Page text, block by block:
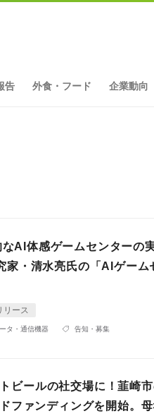
告 外食・フード 企業動向
なAI体感ゲームセンター
家・清水亮氏の「AIゲーム
リース
タ・通信機器 告知・募集
ビールの社交場に！韮崎
ファンディングを開始。